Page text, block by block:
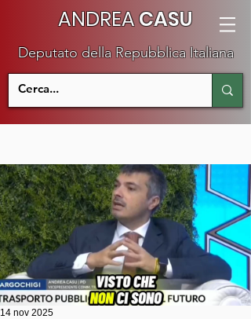
ANDREACASU
Deputato della Repubblica Italiana
14 nov 2025